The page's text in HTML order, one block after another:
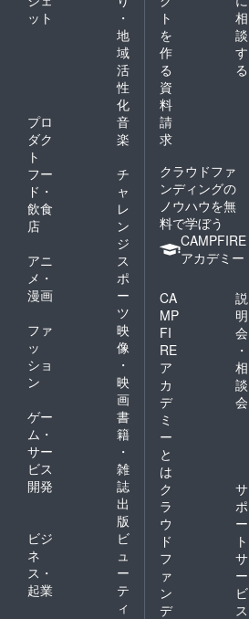
ット
・
地
域
活
性
化
プロ
ダク
ト
音
楽
フー
ド・
飲食
店
チ
ャ
レ
ン
ジ
アニ
メ・
漫画
ス
ポ
ー
ツ
ファ
ッ
ショ
ン
映
像
・
映
画
ゲー
ム・
サー
ビス
開発
書
籍
・
雑
誌
出
版
ビジ
ネ
ス・
起業
ビ
ュ
ー
テ
ィ
ト
を
作
る
相
談
す
る
資
料
請
求
クラウドファ
ンディングの
ノウハウを無
料で学ぼう
CAMPFIRE
アカデミー
CA
MP
FI
RE
ア
カ
デ
ミ
ー
と
は
説
明
会
・
相
談
会
ク
ラ
ウ
ド
フ
ァ
ン
デ
サ
ポ
ー
ト
サ
ー
ビ
ス